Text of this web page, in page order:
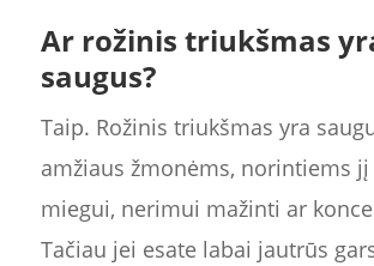
Ar rožinis triukšmas
saugus?
Taip. Rožinis triukšmas yra
amžiaus žmonėms, norintiems
miegui, nerimui mažinti ar
Tačiau jei esate labai jautrūs